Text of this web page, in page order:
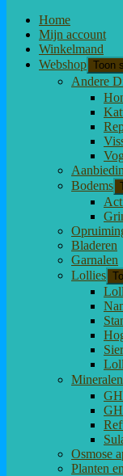
Home
Mijn account
Winkelmand
Webshop Toon
Andere
Bodems
Bladeren
Garnalen
Lollies
Osmose
Planten